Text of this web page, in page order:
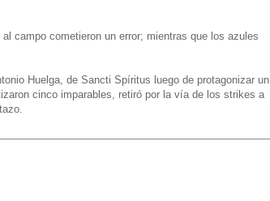
campo cometieron un error; mientras que los azules
Huelga, de Sancti Spíritus luego de protagonizar un
cinco imparables, retiró por la vía de los strikes a